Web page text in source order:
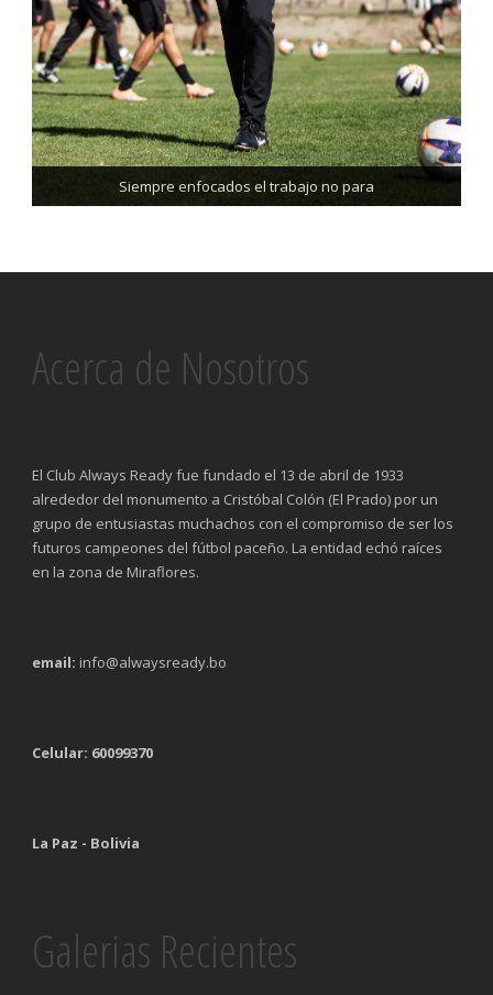
Siempre enfocados el trabajo no para
Trabajando enfocados, listos para el partido de mañana
Acerca de Nosotros
El Club Always Ready fue fundado el 13 de abril de 1933
alrededor del monumento a Cristóbal Colón (El Prado) por un
grupo de entusiastas muchachos con el compromiso de ser los
futuros campeones del fútbol paceño. La entidad echó raíces
en la zona de Miraflores.
email: info@alwaysready.bo
Celular: 60099370
La Paz - Bolivia
Galerias Recientes